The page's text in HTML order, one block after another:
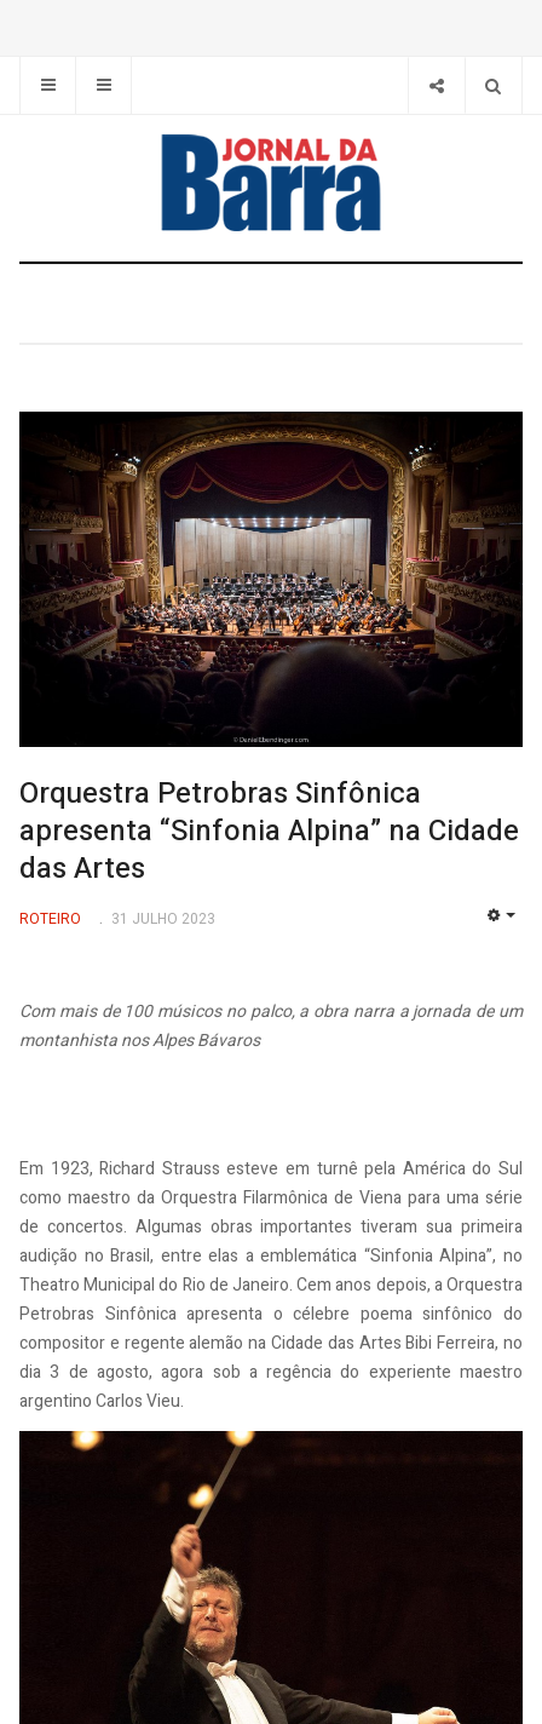
Orquestra Petrobras Sinfônica
apresenta “Sinfonia Alpina” na Cidade
das Artes
ROTEIRO 31 JULHO 2023
Com mais de 100 músicos no palco, a obra narra a jornada de um
montanhista nos Alpes Bávaros
Em 1923, Richard Strauss esteve em turnê pela América do Sul
como maestro da Orquestra Filarmônica de Viena para uma série
de concertos. Algumas obras importantes tiveram sua primeira
audição no Brasil, entre elas a emblemática “Sinfonia Alpina”, no
Theatro Municipal do Rio de Janeiro. Cem anos depois, a Orquestra
Petrobras Sinfônica apresenta o célebre poema sinfônico do
compositor e regente alemão na Cidade das Artes Bibi Ferreira, no
dia 3 de agosto, agora sob a regência do experiente maestro
argentino Carlos Vieu.